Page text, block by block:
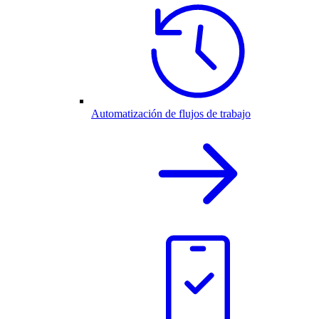
Automatización de flujos de trabajo